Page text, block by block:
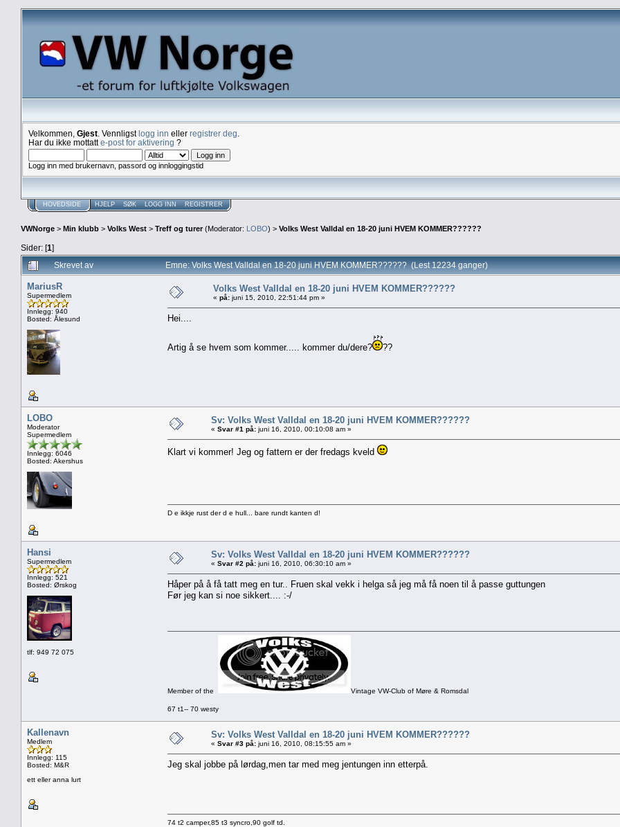
Velkommen, Gjest . Vennligstlogg inn eller registrer deg
Har du ikke mottatte-post for aktivering ?
Logg inn med brukernavn, passord og innloggingstid
HOVEDSIDE HJELP SØK LOGG INN REGISTRER
VWNorge > Min klubb > Volks West > Treff og turer(Moderator: LOBO) > Volks West Valldal en 18-20 juni HVEM KOMMER??????
Sider: [1]
Skrevet av Emne: Volks West Valldal en 18-20 juni HVEM KOMMER?????? (Lest 12234 ganger)
MariusR
Supermedlem
Innlegg: 940
Bosted: Ålesund
Volks West Valldal en 18-20 juni HVEM KOMMER??????
« på: juni 15, 2010, 22:51:44 pm »
Hei....
Artig å se hvem som kommer..... kommer du/dere? ??
LOBO
Moderator
Supermedlem
Innlegg: 6046
Bosted: Akershus
Sv: Volks West Valldal en 18-20 juni HVEM KOMMER??????
« Svar #1 på: juni 16, 2010, 00:10:08 am »
Klart vi kommer! Jeg og fattern er der fredags kveld
D e ikkje rust der d e hull... bare rundt kanten d!
Hansi
Supermedlem
Innlegg: 521
Bosted: Ørskog
tlf: 949 72 075
Sv: Volks West Valldal en 18-20 juni HVEM KOMMER??????
« Svar #2 på: juni 16, 2010, 06:30:10 am »
Håper på å få tatt meg en tur.. Fruen skal vekk i helga så jeg må få noen til å passe guttungen
Før jeg kan si noe sikkert.... :-/
Member of the Vintage VW-Club of Møre & Romsdal
67 t1-- 70 westy
Kallenavn
Medlem
Innlegg: 115
Bosted: M&R
ett eller anna lurt
Sv: Volks West Valldal en 18-20 juni HVEM KOMMER??????
« Svar #3 på: juni 16, 2010, 08:15:55 am »
Jeg skal jobbe på lørdag,men tar med meg jentungen inn etterpå.
74 t2 camper,85 t3 syncro,90 golf td.